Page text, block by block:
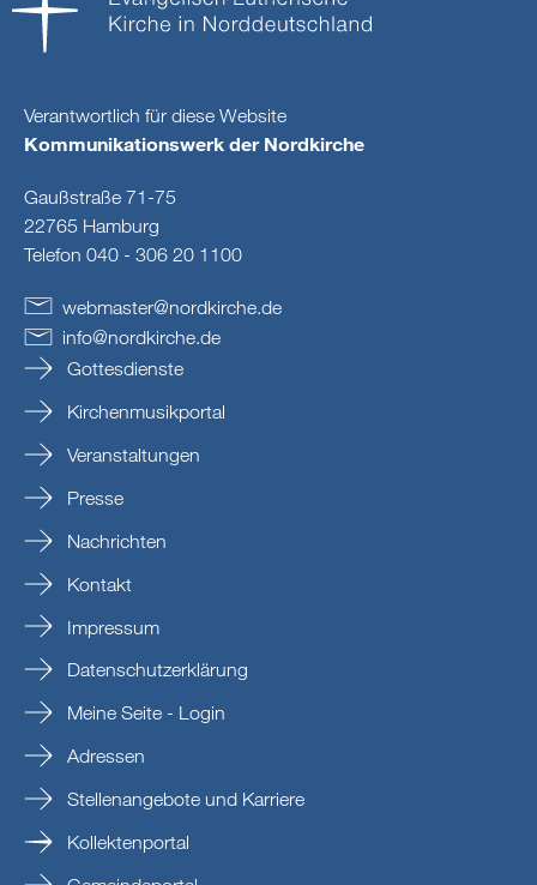
Verantwortlich für diese Website
Kommunikationswerk der Nordkirche
Gaußstraße 71-75
22765 Hamburg
Telefon 040 - 306 20 1100
webmaster@nordkirche de
info@nordkirche.de
Gottesdienste
Kirchenmusikportal
Veranstaltungen
Presse
Nachrichten
Kontakt
Impressum
Datenschutzerklärung
Meine Seite - Login
Adressen
Stellenangebote und Karriere
Kollektenportal